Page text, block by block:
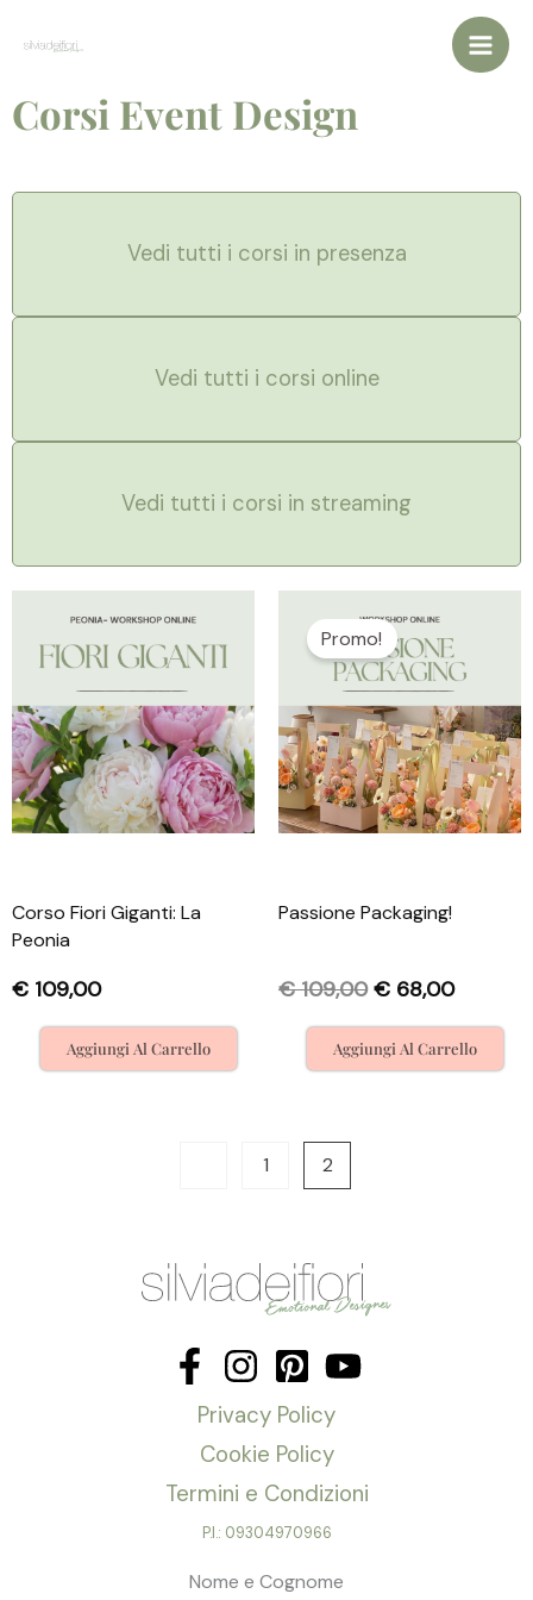
Corsi Event Design
Vedi tutti i corsi in presenza
Vedi tutti i corsi online
Vedi tutti i corsi in streaming
Corso Fiori Giganti: La
Peonia
€ 109,00
Aggiungi Al Carrello
Passione Packaging!
€109,00
prezzo
originale
€ 109,00.
€ 68,00
prezzo
attuale
€ 68,00.
Aggiungi Al Carrello
Promo!
1 2
Privacy Policy
Cookie Policy
Termini e Condizioni
P.I.: 09304970966
Nome e Cognome